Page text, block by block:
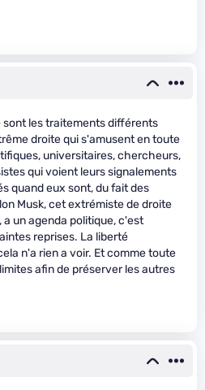
sont les traitements différents
droite qui s'amusent en toute
universitaires, chercheurs,
qui voient leurs signalements
quand eux sont, du fait des
Musk, cet extrémiste de droite
un agenda politique, c'est
reprises. La liberté
n'a rien a voir. Et comme toute
afin de préserver les autres